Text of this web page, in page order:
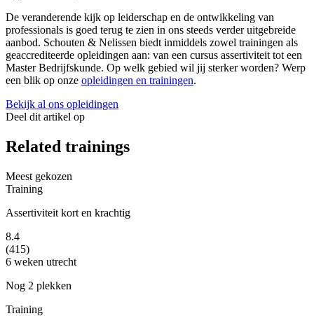
De veranderende kijk op leiderschap en de ontwikkeling van
professionals is goed terug te zien in ons steeds verder uitgebreide
aanbod. Schouten & Nelissen biedt inmiddels zowel trainingen als
geaccrediteerde opleidingen aan: van een cursus assertiviteit tot een
Master Bedrijfskunde. Op welk gebied wil jij sterker worden? Werp
een blik op onze opleidingen en trainingen.
Bekijk al ons opleidingen
Deel dit artikel op
Related trainings
Meest gekozen
Training
Assertiviteit kort en krachtig
8.4
(415)
6 weken utrecht
Nog 2 plekken
Training